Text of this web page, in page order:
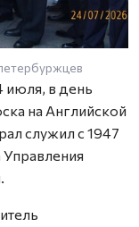
июля, в день
на Английской
служил с 1947